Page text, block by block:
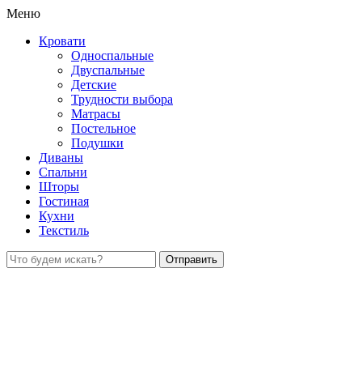
Меню
Кровати
Односпальные
Двуспальные
Детские
Трудности выбора
Матрасы
Постельное
Подушки
Диваны
Спальни
Шторы
Гостиная
Кухни
Текстиль